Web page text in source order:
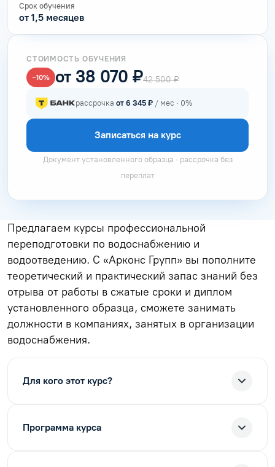
Срок обучения
от 1,5 месяцев
СТОИМОСТЬ ОБУЧЕНИЯ
−10% от 38 070 ₽42 500 ₽
рассрочка от 6 345 ₽ / мес · 0%
Записаться на курс
Документ установленного образца · рассрочка без
переплат
Предлагаем курсы профессиональной
переподготовки по водоснабжению и
водоотведению. С «Арконс Групп» вы пополните
теоретический и практический запас знаний без
отрыва от работы в сжатые сроки и диплом
установленного образца, сможете занимать
должности в компаниях, занятых в организации
водоснабжения.
Для кого этот курс?
Программа курса